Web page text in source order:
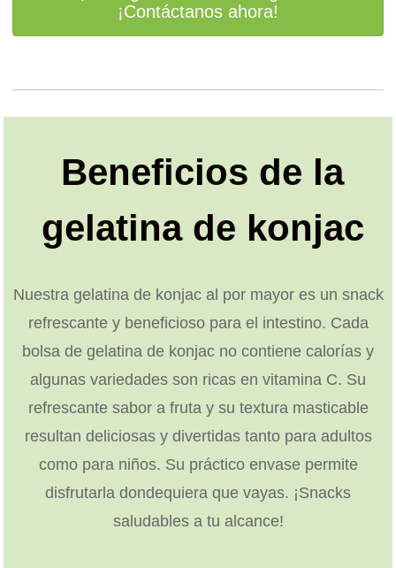
¡Contáctanos ahora!
Beneficios de la
gelatina de konjac
Nuestra gelatina de konjac al por mayor es un snack
refrescante y beneficioso para el intestino. Cada
bolsa de gelatina de konjac no contiene calorías y
algunas variedades son ricas en vitamina C. Su
refrescante sabor a fruta y su textura masticable
resultan deliciosas y divertidas tanto para adultos
como para niños. Su práctico envase permite
disfrutarla dondequiera que vayas. ¡Snacks
saludables a tu alcance!